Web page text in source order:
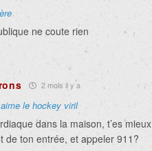
ne coute rien
2 mois il y a
le hockey viril
dans la maison, t’es mieux
de ton entrée, et appeler 911?